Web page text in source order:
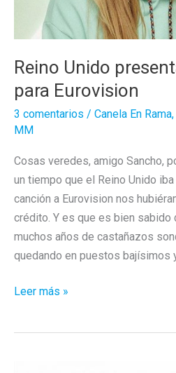
Reino Unido
para Eurovision
3 comentarios / Canela En Rama,
MM
Cosas veredes, amigo Sancho,
un tiempo que el Reino Unido iba
canción a Eurovision nos
crédito. Y es que es bien sabido
muchos años de castañazos
quedando en puestos bajísimos
Reino
Leer más »